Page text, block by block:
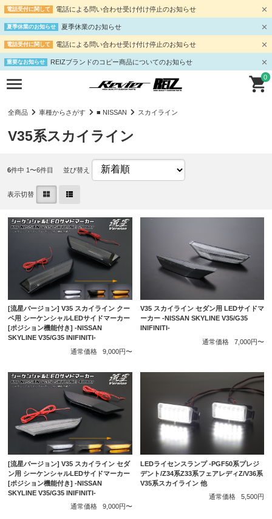
電話受付に関して 電話による問い合わせ受け付け停止のお知らせ
夏季休業のお知らせ 夏季休業のお知らせ
電話受付に関して 電話による問い合わせ受け付け停止のお知らせ
重要なお知らせ REIZブランドのコピー商品についてのお知らせ
0
全商品 車種からさがす ■ NISSAN スカイライン
V35系スカイライン
6件中 1〜6件目 並び替え
表示切替
[流星バージョン] V35 スカイライン クー
ペ用 シーケンシャルLEDサイドマーカー
[ポジション機能付き] -NISSAN
SKYLINE V35/G35 INIFINITI-
通常価格
9,000円〜
V35 スカイライン セダン用 LEDサイドマ
ーカー -NISSAN SKYLINE V35/G35
INIFINITI-
通常価格
7,000円〜
[流星バージョン] V35 スカイライン セダ
ン用 シーケンシャルLEDサイドマーカー
[ポジション機能付き] -NISSAN
SKYLINE V35/G35 INIFINITI-
通常価格
9,000円〜
LEDライセンスランプ -PGF50系プレジ
デント/Z34系Z33系フェアレディZ/V36系
V35系スカイライン 他
通常価格
5,500円